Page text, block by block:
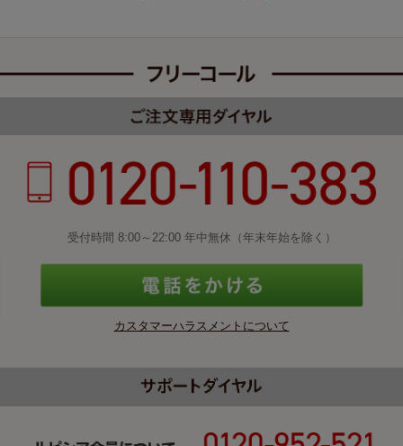
受付時間 8:00～22:00 年中無休（年末年始を除く）
カスタマーハラスメントについて